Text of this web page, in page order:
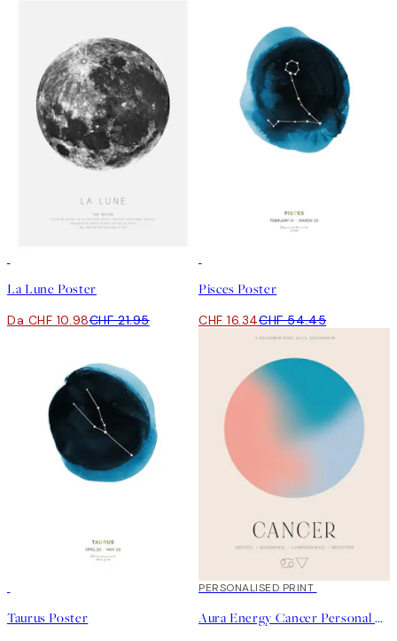
La Lune Poster
Da CHF 10.98CHF 21.95
Pisces Poster
CHF 16.34CHF 54.45
Taurus Poster
20%*
PERSONALISED PRINT
Aura Energy Cancer Personal Poster